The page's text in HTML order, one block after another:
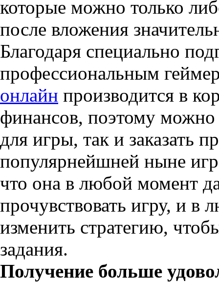
которые можно только
после вложения
Благодаря специально
профессиональным
онлайн производится в
финансов, поэтому можно
для игры, так и заказать
популярнейшней ныне
что она в любой момент
прочувствовать игру, и
изменить стратегию,
задания.
Получение больше